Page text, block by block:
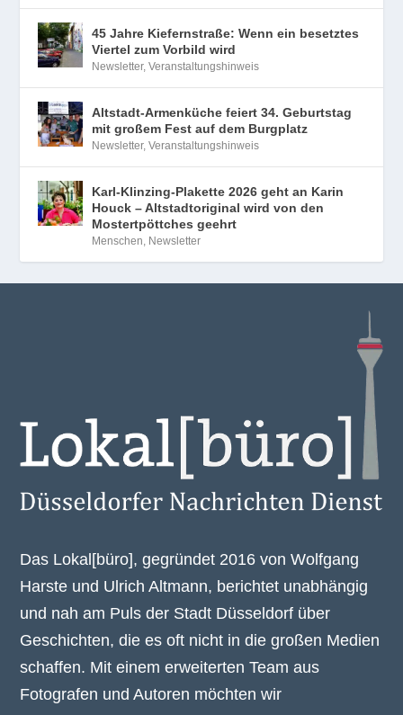
45 Jahre Kiefernstraße: Wenn ein besetztes
Viertel zum Vorbild wird
Newsletter,Veranstaltungshinweis
Altstadt-Armenküche feiert 34. Geburtstag
mit großem Fest auf dem Burgplatz
Newsletter,Veranstaltungshinweis
Karl-Klinzing-Plakette 2026 geht an Karin
Houck – Altstadtoriginal wird von den
Mostertpöttches geehrt
Menschen, Newsletter
Das Lokal[büro], gegründet 2016 von Wolfgang
Harste und Ulrich Altmann, berichtet unabhängig
und nah am Puls der Stadt Düsseldorf über
Geschichten, die es oft nicht in die großen Medien
schaffen. Mit einem erweiterten Team aus
Fotografen und Autoren möchten wir